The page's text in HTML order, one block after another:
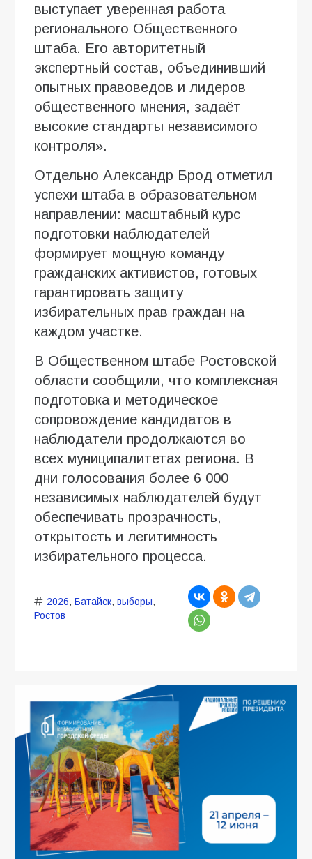
выступает уверенная работа
регионального Общественного
штаба. Его авторитетный
экспертный состав, объединивший
опытных правоведов и лидеров
общественного мнения, задаёт
высокие стандарты независимого
контроля».
Отдельно Александр Брод отметил
успехи штаба в образовательном
направлении: масштабный курс
подготовки наблюдателей
формирует мощную команду
гражданских активистов, готовых
гарантировать защиту
избирательных прав граждан на
каждом участке.
В Общественном штабе Ростовской
области сообщили, что комплексная
подготовка и методическое
сопровождение кандидатов в
наблюдатели продолжаются во
всех муниципалитетах региона. В
дни голосования более 6 000
независимых наблюдателей будут
обеспечивать прозрачность,
открытость и легитимность
избирательного процесса.
2026, Батайск, выборы,
Ростов